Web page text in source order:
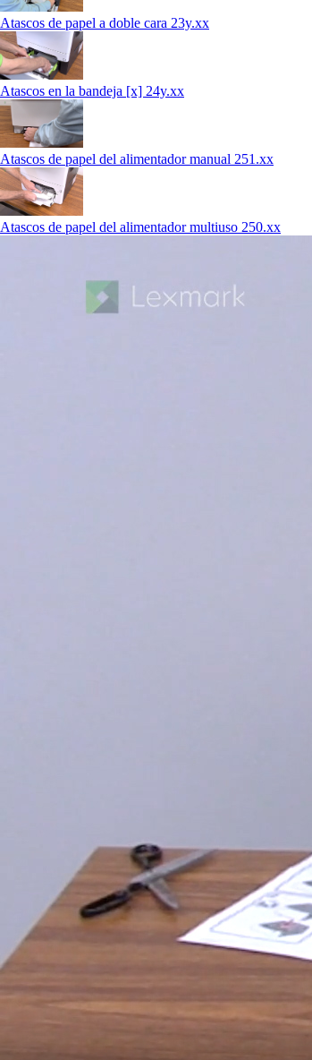
Atascos de papel a doble cara 23y.xx
Atascos en la bandeja [x] 24y.xx
Atascos de papel del alimentador manual 251.xx
Atascos de papel del alimentador multiuso 250.xx